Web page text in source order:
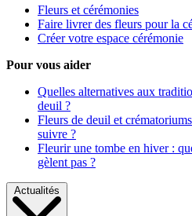
Fleurs et cérémonies
Faire livrer des fleurs pour la
Créer votre espace cérémonie
Pour vous aider
Quelles alternatives aux
deuil ?
Fleurs de deuil et
suivre ?
Fleurir une tombe en hiver :
gèlent pas ?
Actualités